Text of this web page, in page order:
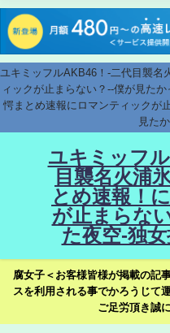
ユキミッフルAKB46！-二代目襲名
ィックが止まらない？--僕が見た
愕まとめ速報にロマンティックが
見た
ユキミッフ
目襲名火浦
とめ速報！
が止まらな
た夜空-独
腐女子＜お客様皆様が掲載の記
スを利用される事でかろうじて
ご足労頂き誠